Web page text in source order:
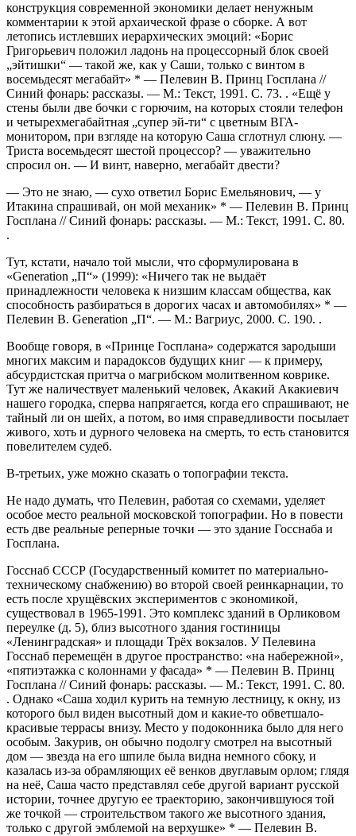
конструкция современной экономики делает ненужным
комментарии к этой архаической фразе о сборке. А вот
летопись истлевших иерархических эмоций: «Борис
Григорьевич положил ладонь на процессорный блок своей
„эйтишки“ — такой же, как у Саши, только с винтом в
восемьдесят мегабайт» * — Пелевин В. Принц Госплана //
Синий фонарь: рассказы. — М.: Текст, 1991. С. 73. . «Ещё у
стены были две бочки с горючим, на которых стояли телефон
и четырехмегабайтная „супер эй-ти“ с цветным ВГА-
монитором, при взгляде на которую Саша сглотнул слюну. —
Триста восемьдесят шестой процессор? — уважительно
спросил он. — И винт, наверно, мегабайт двести?
— Это не знаю, — сухо ответил Борис Емельянович, — у
Итакина спрашивай, он мой механик» * — Пелевин В. Принц
Госплана // Синий фонарь: рассказы. — М.: Текст, 1991. С. 80.
.
Тут, кстати, начало той мысли, что сформулирована в
«Generation „П“» (1999): «Ничего так не выдаёт
принадлежности человека к низшим классам общества, как
способность разбираться в дорогих часах и автомобилях» * —
Пелевин В. Generation „П“. — М.: Вагриус, 2000. С. 190. .
Вообще говоря, в «Принце Госплана» содержатся зародыши
многих максим и парадоксов будущих книг — к примеру,
абсурдистская притча о магрибском молитвенном коврике.
Тут же наличествует маленький человек, Акакий Акакиевич
нашего городка, сперва напрягается, когда его спрашивают, не
тайный ли он шейх, а потом, во имя справедливости посылает
живого, хоть и дурного человека на смерть, то есть становится
повелителем судеб.
В-третьих, уже можно сказать о топографии текста.
Не надо думать, что Пелевин, работая со схемами, уделяет
особое место реальной московской топографии. Но в повести
есть две реальные реперные точки — это здание Госснаба и
Госплана.
Госснаб СССР (Государственный комитет по материально-
техническому снабжению) во второй своей реинкарнации, то
есть после хрущёвских экспериментов с экономикой,
существовал в 1965-1991. Это комплекс зданий в Орликовом
переулке (д. 5), близ высотного здания гостиницы
«Ленинградская» и площади Трёх вокзалов. У Пелевина
Госснаб перемещён в другое пространство: «на набережной»,
«пятиэтажка с колоннами у фасада» * — Пелевин В. Принц
Госплана // Синий фонарь: рассказы. — М.: Текст, 1991. С. 80.
. Однако «Саша ходил курить на темную лестницу, к окну, из
которого был виден высотный дом и какие-то обветшало-
красивые террасы внизу. Место у подоконника было для него
особым. Закурив, он обычно подолгу смотрел на высотный
дом — звезда на его шпиле была видна немного сбоку, и
казалась из-за обрамляющих её венков двуглавым орлом; глядя
на неё, Саша часто представлял себе другой вариант русской
истории, точнее другую ее траекторию, закончившуюся той
же точкой — строительством такого же высотного здания,
только с другой эмблемой на верхушке» * — Пелевин В.